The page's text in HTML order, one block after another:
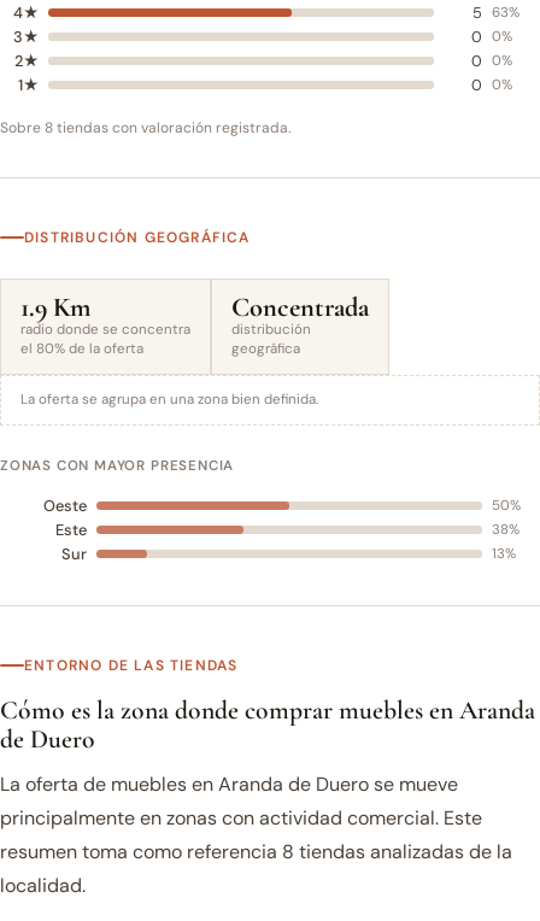
4★ 5 63%
3★ 0 0%
2★ 0 0%
1★ 0 0%
Sobre 8 tiendas con valoración registrada.
DISTRIBUCIÓN GEOGRÁFICA
1.9 Km
radio donde se concentra
el 80% de la oferta
Concentrada
distribución
geográfica
La oferta se agrupa en una zona bien definida.
ZONAS CON MAYOR PRESENCIA
Oeste 50%
Este 38%
Sur 13%
ENTORNO DE LAS TIENDAS
Cómo es la zona donde comprar muebles en Aranda
de Duero
La oferta de muebles en Aranda de Duero se mueve
principalmente en zonas con actividad comercial. Este
resumen toma como referencia 8 tiendas analizadas de la
localidad.